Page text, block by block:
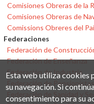
Comisiones Obreras de la
Comisiones Obreras de
Comissions Obreres del
Federaciones
Federación de
Federación de Enseñanza
Federación de Industria
Federación de
Federación de Sanidad y
Esta web utiliza cookies
su navegación. Si
consentimiento para su